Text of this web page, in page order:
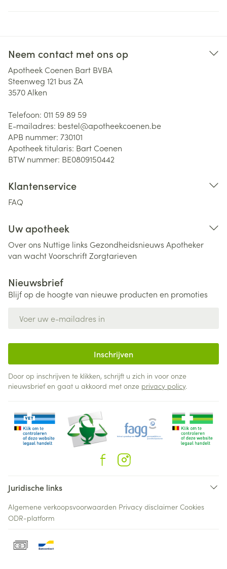
Neem contact met ons op
Apotheek Coenen Bart BVBA
Steenweg 121 bus ZA
3570Alken
Telefoon: 011 59 89 59
E-mailadres: bestel@apotheekcoenen.be
APB nummer: 730101
Apotheek titularis: Bart Coenen
BTW nummer: BE0809150442
Klantenservice
FAQ
Uw apotheek
Over ons Nuttige links Gezondheidsnieuws Apotheker
van wachtVoorschriftZorgtarieven
Nieuwsbrief
Blijf op de hoogte van nieuwe producten en promoties
Inschrijven
Door op inschrijven te klikken, schrijft u zich in voor onze
nieuwsbrief en gaat u akkoord met onze privacy policy.
Juridische links
Algemene verkoopsvoorwaarden Privacy disclaimer Cookies
ODR-platform